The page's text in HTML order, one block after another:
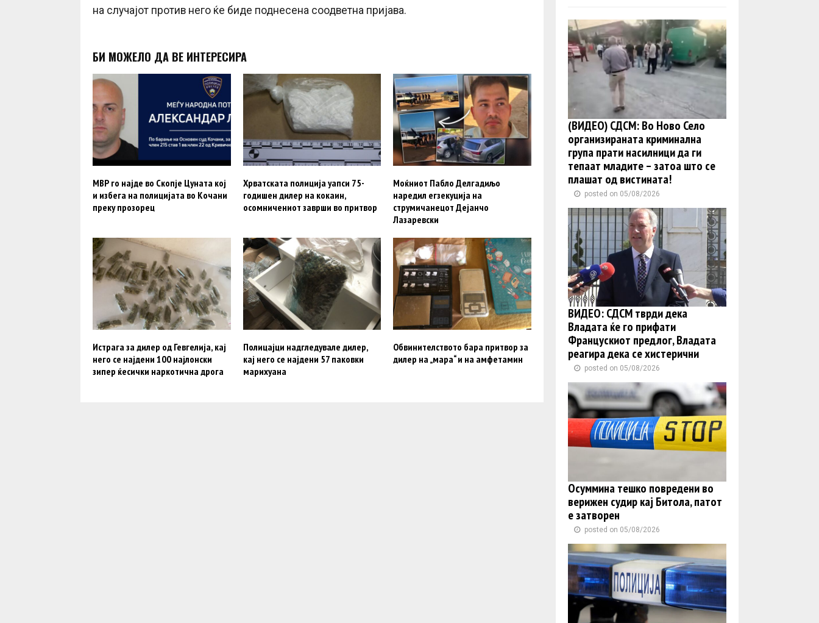
на случајот против него ќе биде поднесена соодветна пријава.
БИ МОЖЕЛО ДА ВЕ ИНТЕРЕСИРА
МВР го најде во Скопје Цуната кој
и избега на полицијата во Кочани
преку прозорец
Хрватската полиција уапси 75-
годишен дилер на кокаин,
осомничениот заврши во притвор
Моќниот Пабло Делгадиљо
наредил егзекуција на
струмичанецот Дејанчо
Лазаревски
Истрага за дилер од Гевгелија, кај
него се најдени 100 најлонски
зипер ќесички наркотична дрога
Полицајци надгледувале дилер,
кај него се најдени 57 паковки
марихуана
Обвинителството бара притвор за
дилер на „мара“ и на амфетамин
(ВИДЕО) СДСМ: Во Ново Село
организираната криминална
група прати насилници да ги
тепаат младите – затоа што се
плашат од вистината!
posted on 05/08/2026
ВИДЕО: СДСМ тврди дека
Владата ќе го прифати
Францускиот предлог, Владата
реагира дека се хистерични
posted on 05/08/2026
Осуммина тешко повредени во
верижен судир кај Битола, патот
е затворен
posted on 05/08/2026